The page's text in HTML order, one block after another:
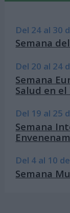
Del 24 al 30
Semana
Del 20 al 24
Semana
Salud en
Del 19 al 25
Semana
Del 4 al 10
Semana